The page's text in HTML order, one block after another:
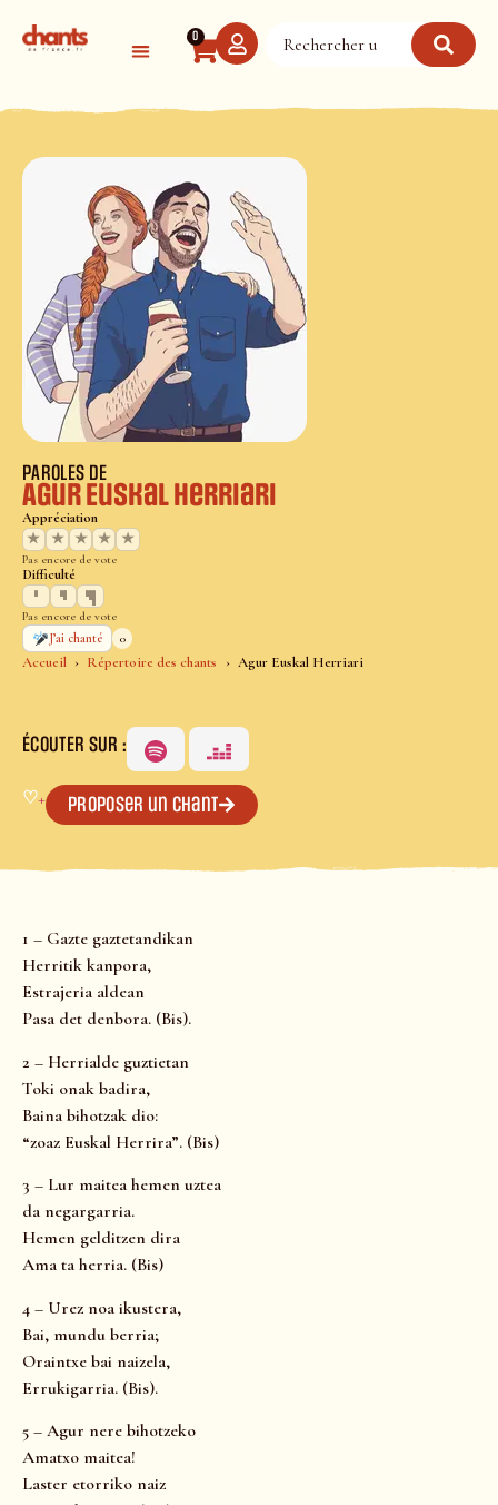
0
Accueil Répertoire des chants Agur Euskal Herriari
PAROLES DE
Agur Euskal Herriari
Appréciation
★
★ ★ ★ ★
Pas encore de vote
Difficulté
Pas encore de vote
J’ai chanté
0
ÉCOUTER SUR :
♡+ Proposer un chant
1 – Gazte gaztetandikan
Herritik kanpora,
Estrajeria aldean
Pasa det denbora. (Bis).
2 – Herrialde guztietan
Toki onak badira,
Baina bihotzak dio:
“zoaz Euskal Herrira”. (Bis)
3 – Lur maitea hemen uztea
da negargarria.
Hemen gelditzen dira
Ama ta herria. (Bis)
4 – Urez noa ikustera,
Bai, mundu berria;
Oraintxe bai naizela,
Errukigarria. (Bis).
5 – Agur nere bihotzeko
Amatxo maitea!
Laster etorriko naiz